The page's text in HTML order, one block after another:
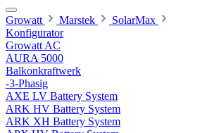
Growatt Marstek
SolarMax
Konfigurator
Growatt AC
AURA 5000
Balkonkraftwerk
-3-Phasig
AXE LV Battery System
ARK HV Battery System
ARK XH Battery System